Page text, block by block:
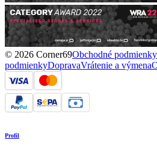
© 2026 Corner69Obchodné podmienky
podmienkyDopravaVrátenie a výmena
Profil